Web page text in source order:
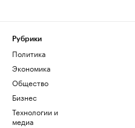
Рубрики
Политика
Экономика
Общество
Бизнес
Технологии и
медиа